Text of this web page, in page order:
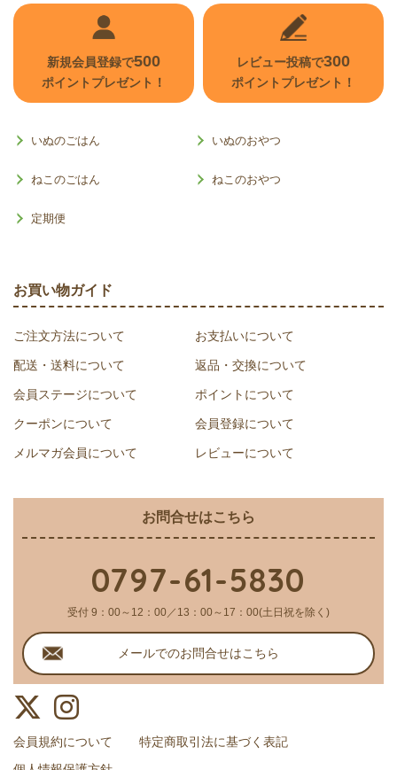
新規会員登録で500
ポイントプレゼント！
レビュー投稿で300
ポイントプレゼント！
いぬのごはん いぬのおやつ
ねこのごはん ねこのおやつ
定期便
お買い物ガイド
ご注文方法について お支払いについて
配送・送料について 返品・交換について
会員ステージについて ポイントについて
クーポンについて 会員登録について
メルマガ会員について レビューについて
お問合せはこちら
0797-61-5830
受付 9：00～12：00／13：00～17：00(土日祝を除く)
メールでのお問合せはこちら
会員規約について
特定商取引法に基づく表記